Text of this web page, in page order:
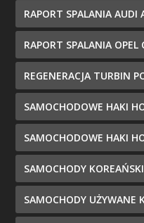
RAPORT SPALANIA AUDI
RAPORT SPALANIA OPEL
REGENERACJA TURBIN
SAMOCHODOWE HAKI
SAMOCHODOWE HAKI
SAMOCHODY
SAMOCHODY UŻYWANE